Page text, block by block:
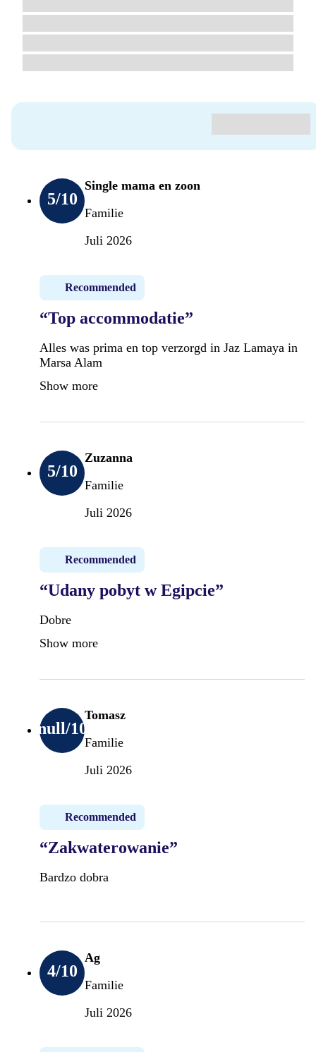
5/10
Single mama en zoon
Familie
Juli 2026
Recommended
“Top accommodatie”
Alles was prima en top verzorgd in Jaz Lamaya in
Marsa Alam
Show more
5/10
Zuzanna
Familie
Juli 2026
Recommended
“Udany pobyt w Egipcie”
Dobre
Show more
null/10
Tomasz
Familie
Juli 2026
Recommended
“Zakwaterowanie”
Bardzo dobra
4/10
Ag
Familie
Juli 2026